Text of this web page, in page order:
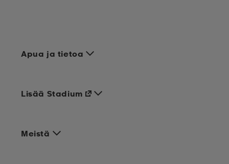
Apua ja tietoa
Meistä
Lisää Stadium